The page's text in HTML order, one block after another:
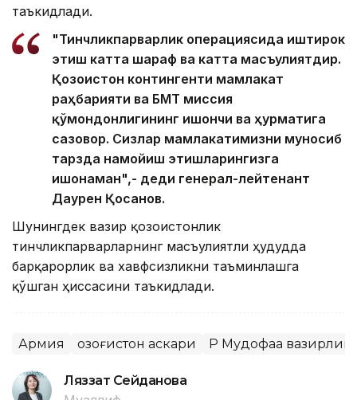
таъкидлади.
"Тинчликпарварлик операциясида иштирок
этиш катта шараф ва катта масъулиятдир.
Қозоғистон контингенти мамлакат
раҳбарияти ва БМТ миссия
қўмондонлигининг ишончи ва ҳурматига
сазовор. Сизлар мамлакатимизни муносиб
тарзда намойиш этишларингизга
ишонаман",- деди генерал-лейтенант
Даурен Қосанов.
Шунингдек вазир қозоғистонлик
тинчликпарварларнинг масъулиятли ҳудудда
барқарорлик ва хавфсизликни таъминлашга
қўшган ҳиссасини таъкидлади.
Армия Қозоғистон аскари ҚР Мудофаа
Ляззат Сейданова